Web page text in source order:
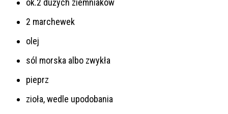
ok.2 dużych ziemniaków
2 marchewek
olej
sól morska albo zwykła
pieprz
zioła, wedle upodobania